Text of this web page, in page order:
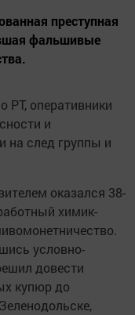
преступная
фальшивые
РТ, оперативники
и
на след группы и
оказался 38-
химик-
условно-
довести
купюр до